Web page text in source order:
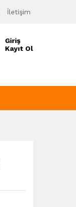
İletişim
Giriş
Kayıt Ol